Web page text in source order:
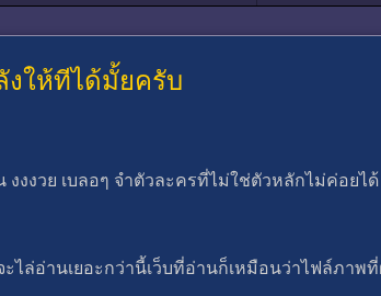
งให้ทีได้มั้ยครับ
งงวย เบลอๆ จำตัวละครที่ไม่ใช่ตัวหลักไม่ค่อยได้
ะไล่อ่านเยอะกว่านี้เว็บที่อ่านก็เหมือนว่าไฟล์ภาพ